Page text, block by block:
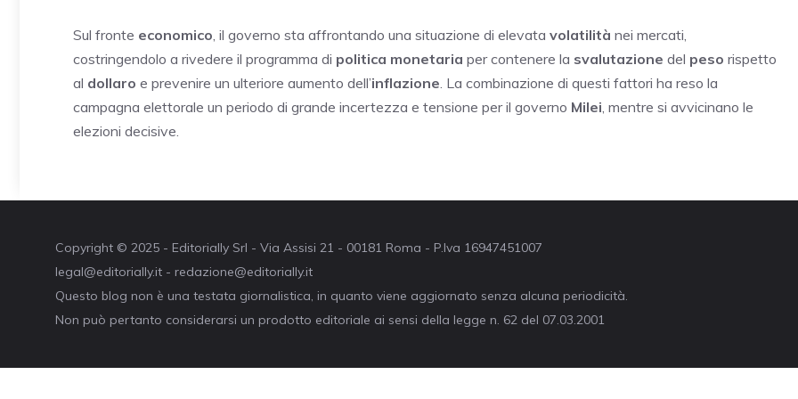
Sul fronte economico, il governo sta affrontando una situazione di elevata volatilità nei mercati,
costringendolo a rivedere il programma di politica monetaria per contenere la svalutazione del peso rispetto
al dollaro e prevenire un ulteriore aumento dell’inflazione. La combinazione di questi fattori ha reso la
campagna elettorale un periodo di grande incertezza e tensione per il governo Milei, mentre si avvicinano le
elezioni decisive.
Copyright © 2025 - Editorially Srl - Via Assisi 21 - 00181 Roma - P.Iva 16947451007
legal@editorially.it - redazione@editorially.it
Questo blog non è una testata giornalistica, in quanto viene aggiornato senza alcuna periodicità.
Non può pertanto considerarsi un prodotto editoriale ai sensi della legge n. 62 del 07.03.2001